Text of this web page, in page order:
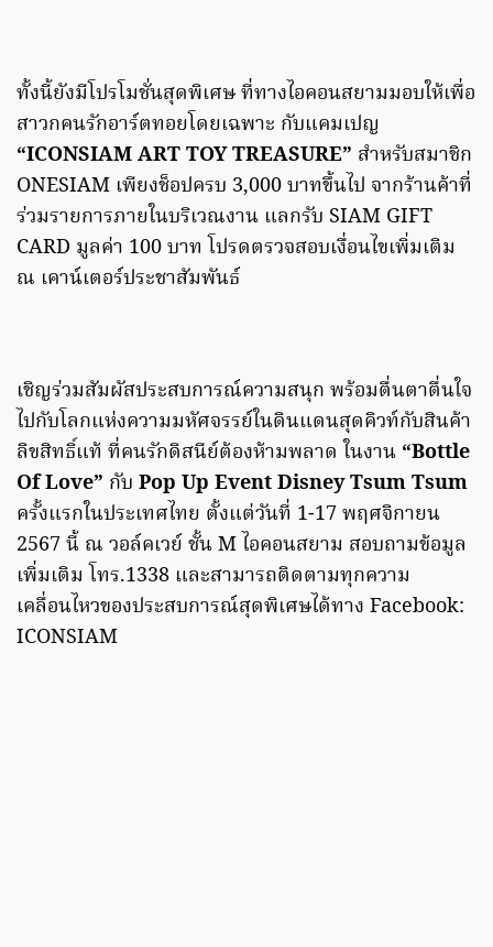
ทั้งนี้ยังมีโปรโมชั่นสุดพิเศษ ที่ทางไอคอนสยามมอบให้เพื่อ
สาวกคนรักอาร์ตทอยโดยเฉพาะ กับแคมเปญ
“ICONSIAM ART TOY TREASURE” สำหรับสมาชิก
ONESIAM เพียงช็อปครบ 3,000 บาทขึ้นไป จากร้านค้าที่
ร่วมรายการภายในบริเวณงาน แลกรับ SIAM GIFT
CARD มูลค่า 100 บาท โปรดตรวจสอบเงื่อนไขเพิ่มเติม
ณ เคาน์เตอร์ประชาสัมพันธ์
เชิญร่วมสัมผัสประสบการณ์ความสนุก พร้อมตื่นตาตื่นใจ
ไปกับโลกแห่งความมหัศจรรย์ในดินแดนสุดคิวท์กับสินค้า
ลิขสิทธิ์แท้ ที่คนรักดิสนีย์ต้องห้ามพลาด ในงาน “Bottle
Of Love” กับ Pop Up Event Disney Tsum Tsum
ครั้งแรกในประเทศไทย ตั้งแต่วันที่ 1-17 พฤศจิกายน
2567 นี้ ณ วอล์คเวย์ ชั้น M ไอคอนสยาม สอบถามข้อมูล
เพิ่มเติม โทร.1338 และสามารถติดตามทุกความ
เคลื่อนไหวของประสบการณ์สุดพิเศษได้ทาง Facebook:
ICONSIAM